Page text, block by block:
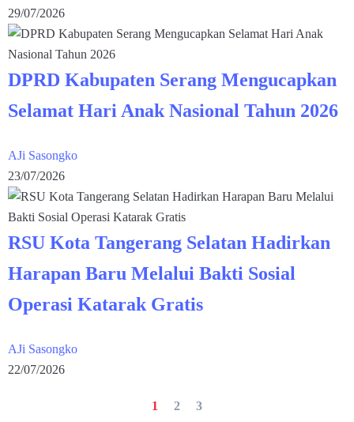
29/07/2026
DPRD Kabupaten Serang Mengucapkan
Selamat Hari Anak Nasional Tahun 2026
AJi Sasongko
23/07/2026
RSU Kota Tangerang Selatan Hadirkan
Harapan Baru Melalui Bakti Sosial
Operasi Katarak Gratis
AJi Sasongko
22/07/2026
1 2 3